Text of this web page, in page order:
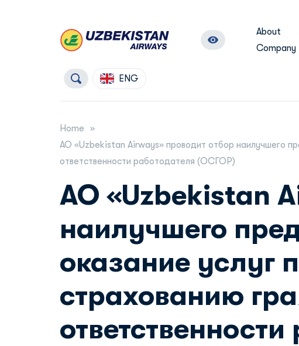
About
Company
ENG
Home
АО «Uzbekistan Airways» проводит отбор наилучшего
ответственности работодателя (ОСГОР)
АО «Uzbekistan
наилучшего
оказание услуг
страхованию